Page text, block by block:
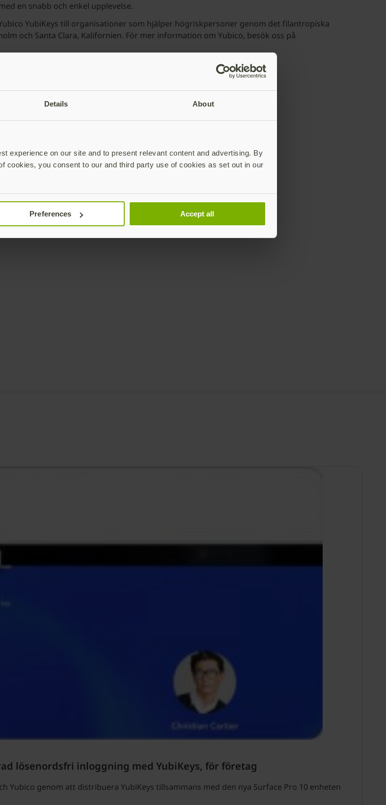
Details About
experience on our site and to present relevant content and advertising. By
cookies, you consent to our and third party use of cookies as set out in our
Preferences Accept all
en snabb och enkel upplevelse.
YubiKeys till organisationer som hjälper högriskpersoner genom det filantropiska
och Santa Clara, Kalifornien. För mer information om Yubico, besök oss på
lösenordsfri inloggning med YubiKeys, för företag
Yubico genom att distribuera YubiKeys tillsammans med den nya Surface Pro 10 enheten